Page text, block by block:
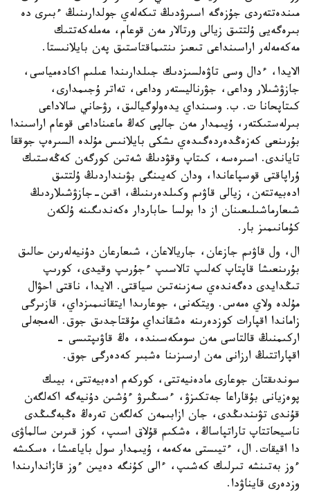
مىندەتتەردى جۇزەگە اسىرۋدىڭ تىكەلەي جولدارىنىڭ ءبىرى دە
بىرەگەيى ۇلتتىق زيالى ورتالار مەن قوعام، مەملەكەتتىك
مەكەمەلەر اراسىنداعى تىعىز ىنتىماقتاستىق پەن بايلانىستا.
الايدا، ءدال وسى تاۋەلسىزدىك جىلدارىندا عىلىم اكادەمياسى،
جازۋشىلار وداعى، جۋرناليستەر وداعى، تەاتر ۇجىمدارى،
كىتاپحانا ت. ب. وسىنداي يدەولوگيالىق، رۋحاني سالاداعى
بىرلەستىكتەر، ۇيىمدار مەن جالپى كەڭ ماعىناداعى قوعام اراسىندا
بۇرىنعى كەزەڭدەردەگىدەي ىشكى بايلانىس مۇلدە السىرەپ جوققا
تاياندى. اسىرەسە، كىتاپ وقۋدىڭ شەتىن كورگەن كەڭەستىك
ۇراپاقتى قوسپاعاندا، ودان كەيىنگى بۋىنداردىڭ ۇلتتىق
ادەبيەتتەن، زيالى قاۋىم وكىلدەرىنىڭ، اقىن-جازۋشىلاردىڭ
شىعارماشىلىعىنان از دا بولسا حاباردار ەكەندىگىنە ۇلكەن
كۇمانىمىز بار.
ال، ول قاۋىم جازعان، جاريالاعان، شىعارعان دۇنيەلەرىن حالىق
بۇرىنعىشا قاپتاپ كەلىپ تالاسىپ ءجۇرىپ وقيدى، كورىپ
تىڭدايدى دەگەندەي سەزىنەتىن سياقتى. الايدا، ناقتى احۋال
مۇلدە ولاي ەمەس. ويتكەنى، جوعارىدا ايتقانىمىزداي، قازىرگى
زاماندا اقپارات كوزدەرىنە ەشقانداي مۇقتاجدىق جوق. الەمجەلى
اركىمنىڭ قالتاسى مەن سومكەسىندە، ەڭ قاۋىپتىسى -
اقپاراتتىڭ ارزانى مەن ارسىزىنا ەشبىر كەدەرگى جوق.
سوندىقتان جوعارى مادەنيەتتى، كوركەم ادەبيەتتى، بيىك
پوەزيانى بۇقاراعا جەتكىزۋ، ءسىڭىرۋ ءۇشىن دۇنيەگە اكەلگەن
قۇندى تۋىندىڭدى، جان ازابىمەن كەلگەن تەرەڭ ەڭبەگىڭدى
ناسيحاتتاپ تاراتپاساڭ، ەشكىم قۇلاق اسىپ، كوز قىرىن سالماۋى
دا اقيقات. ال، ءتيىستى مەكەمە، ۇيىمدار سول باياعىشا، ەسكىشە
ءوز بەتىنشە تىرلىك كەشىپ، ءالى كۇنگە دەيىن ءوز قازاندارىندا
وزدەرى قايناۋدا.